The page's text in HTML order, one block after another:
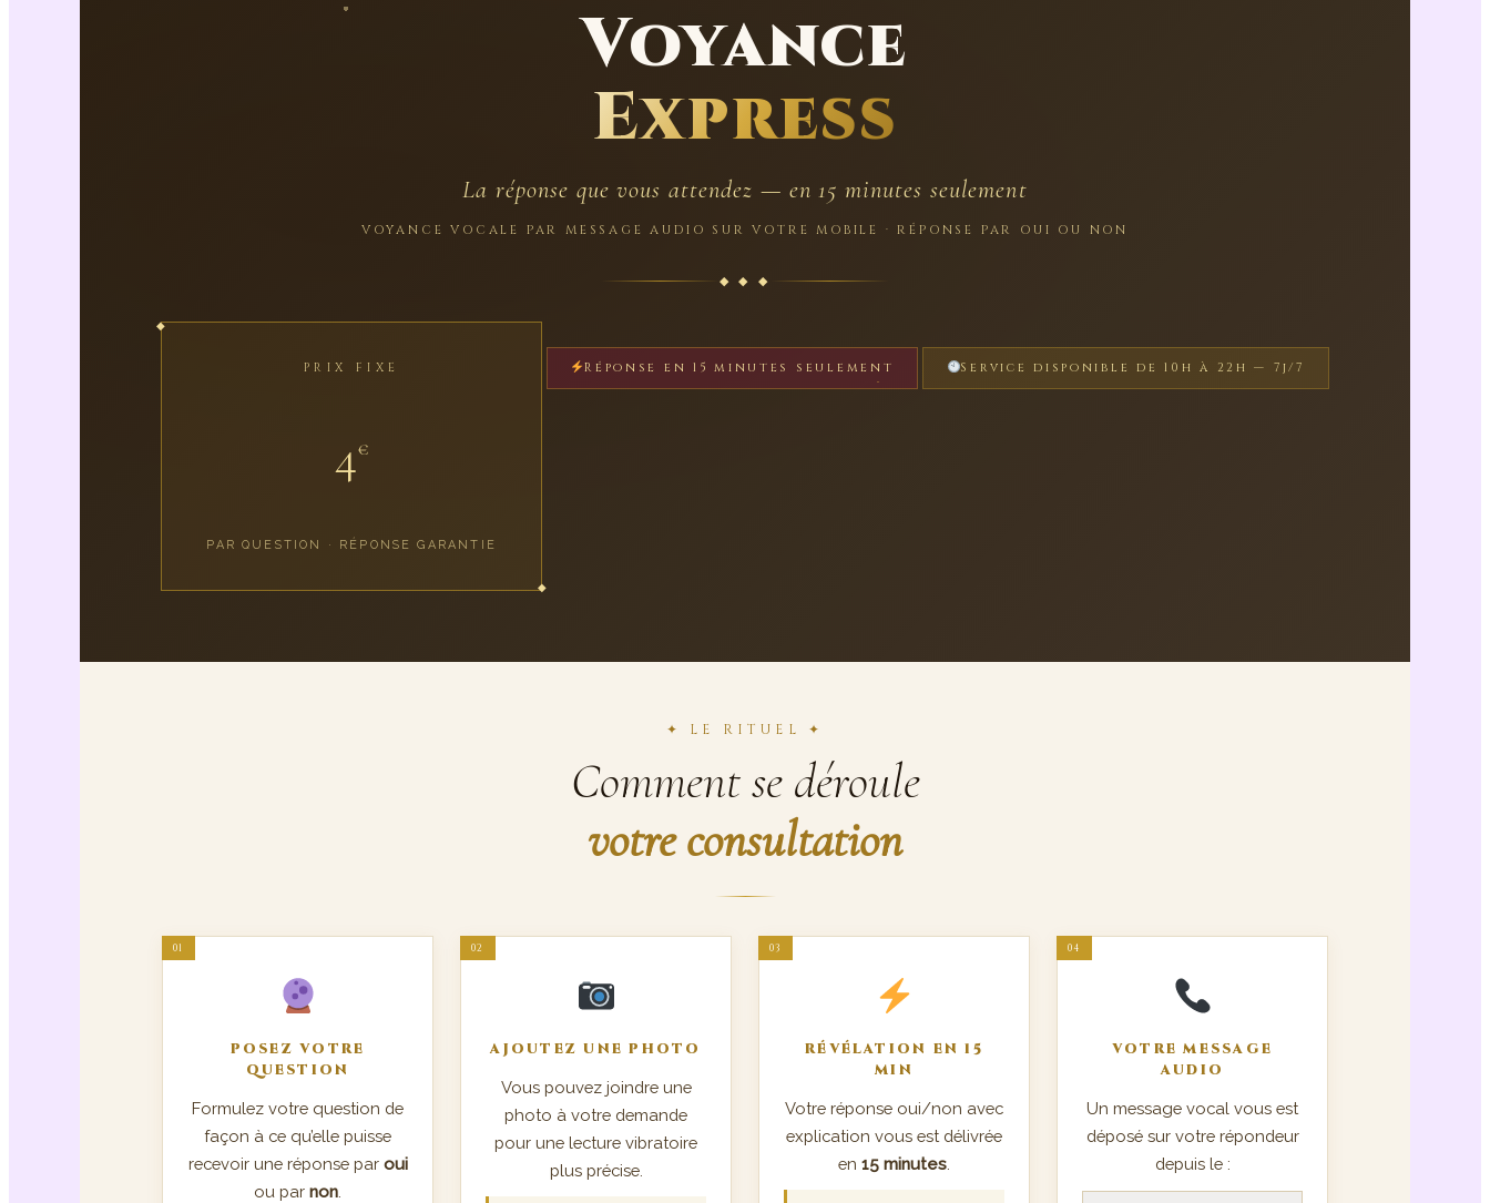
Voyance
Express
La réponse que vous attendez — en 15 minutes seulement
VOYANCE VOCALE PAR MESSAGE AUDIO SUR VOTRE MOBILE · RÉPONSE PAR OUI OU NON
◆ ◆ ◆
PRIX FIXE
4€
PAR QUESTION · RÉPONSE GARANTIE
Réponse en 15 minutes seulement Service disponible de 10h à 22h — 7j/7
✦ LE RITUEL ✦
Comment se déroule
votre consultation
POSEZ VOTRE
QUESTION
Formulez votre question de
façon à ce qu’elle puisse
recevoir une réponse par oui
ou par non
AJOUTEZ UNE PHOTO
Vous pouvez joindre une
photo à votre demande
pour une lecture vibratoire
plus précise.
RÉVÉLATION EN 15
MIN
Votre réponse oui/non avec
explication vous est délivrée
en 15 minutes
VOTRE MESSAGE
AUDIO
Un message vocal vous est
déposé sur votre répondeur
depuis le :